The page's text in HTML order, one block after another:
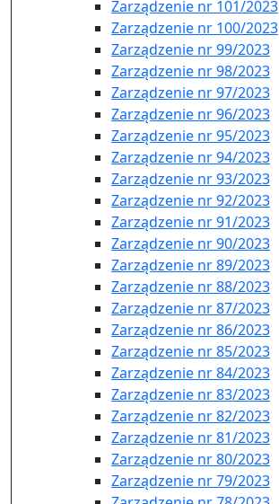
Zarządzenie nr 101/2023
Zarządzenie nr 100/2023
Zarządzenie nr 99/2023
Zarządzenie nr 98/2023
Zarządzenie nr 97/2023
Zarządzenie nr 96/2023
Zarządzenie nr 95/2023
Zarządzenie nr 94/2023
Zarządzenie nr 93/2023
Zarządzenie nr 92/2023
Zarządzenie nr 91/2023
Zarządzenie nr 90/2023
Zarządzenie nr 89/2023
Zarządzenie nr 88/2023
Zarządzenie nr 87/2023
Zarządzenie nr 86/2023
Zarządzenie nr 85/2023
Zarządzenie nr 84/2023
Zarządzenie nr 83/2023
Zarządzenie nr 82/2023
Zarządzenie nr 81/2023
Zarządzenie nr 80/2023
Zarządzenie nr 79/2023